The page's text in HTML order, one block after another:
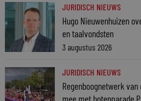
JURIDISCH NIEUWS
Hugo Nieuwenhuizen
en taalvondsten
3 augustus 2026
JURIDISCH NIEUWS
Regenboognetwerk
mee met botenparade